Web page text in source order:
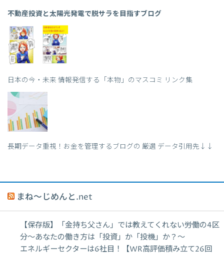
不動産投資と太陽光発電で脱サラを目指すブログ
日本の今・未来 情報発信する「本物」のマスコミ リンク集
長期データ重視！お金を管理するブログの 厳選 データ引用先↓↓
まね～じめんと.net
【保存版】「金持ち父さん」では教えてくれない労働の4区
分〜あなたの働き方は「投資」か「投機」か？〜
エネルギーセクターは6社目！【WR高評価積み立て26回